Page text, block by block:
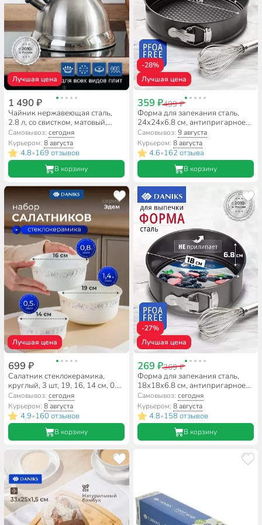
Лучшая цена
1 490 ₽
Чайник нержавеющая сталь,
2.8 л, со свистком, матовый,
ручка с силиконовым
покрытием, Daniks, MSY-013
Самовывоз:сегодня
Курьером:8 августа
4.8•169 отзывов
В корзину
-28%
Лучшая цена
359 ₽499 ₽
Форма для запекания сталь,
24х24х6.8 см, антипригарное
покрытие, круглая, разъемная,
Daniks, К-803
Самовывоз: 9 августа
Курьером: 8 августа
4.6•162 отзыва
В корзину
Лучшая цена
699 ₽
Салатник стеклокерамика,
круглый, 3 шт, 19, 16, 14 см, 0.5,
0.8, 1.4 л, с крышкой, Эдем,
Daniks, W-3X1059/245501
Самовывоз:сегодня
Курьером:8 августа
4.9•160 отзывов
В корзину
-27%
Лучшая цена
269 ₽369 ₽
Форма для запекания сталь,
18х18х6.8 см, антипригарное
покрытие, круглая, разъемная,
Daniks, K-8000.4
Самовывоз: сегодня
Курьером: 8 августа
4.8•158 отзывов
В корзину